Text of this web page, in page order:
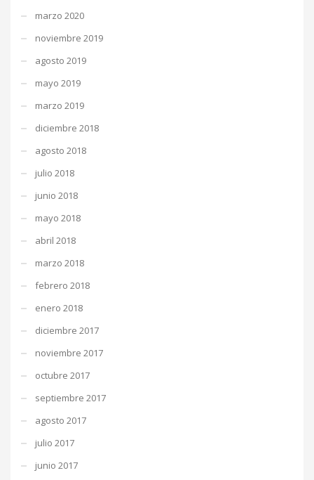
marzo 2020
noviembre 2019
agosto 2019
mayo 2019
marzo 2019
diciembre 2018
agosto 2018
julio 2018
junio 2018
mayo 2018
abril 2018
marzo 2018
febrero 2018
enero 2018
diciembre 2017
noviembre 2017
octubre 2017
septiembre 2017
agosto 2017
julio 2017
junio 2017